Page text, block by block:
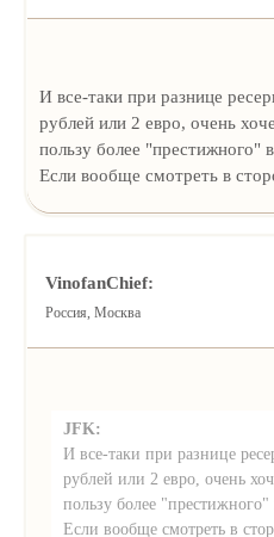
И все-таки при разнице
рублей или 2 евро, очень
пользу более "престижного"
Если вообще смотреть в
VinofanChief:
Россия, Москва
JFK:
И все-таки при разнице
рублей или 2 евро, очень
пользу более "престижного"
Если вообще смотреть в